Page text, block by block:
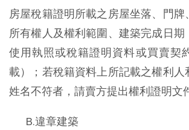
房屋稅籍證明所載之房屋坐落、門牌
所有權人及權利範圍、建築完成日期
使用執照或稅籍證明資料或買賣契
載）；若稅籍資料上所記載之權利人
姓名不符者，請賣方提出權利證明文
B.違章建築